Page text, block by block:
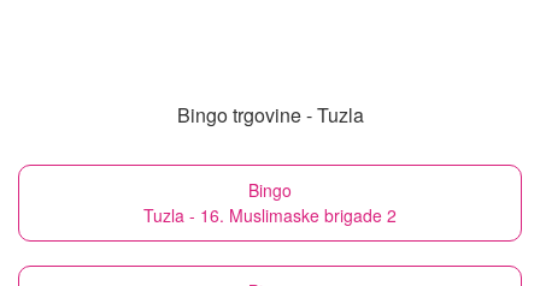
Bingo trgovine - Tuzla
Bingo
Tuzla - 16. Muslimaske brigade 2